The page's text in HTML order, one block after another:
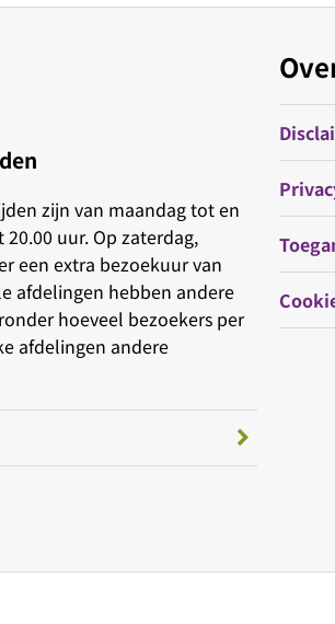
zijn van maandag tot en
uur. Op zaterdag,
een extra bezoekuur van
afdelingen hebben andere
hoeveel bezoekers per
afdelingen andere